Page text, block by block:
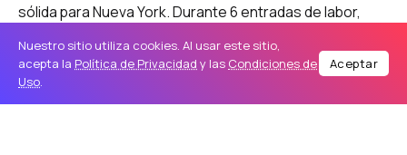
sólida para Nueva York. Durante 6 entradas de labor,
y ponchando a 5 bateadores para adjudicarse su cuarta
victoria de la temporada (4-1).
Nuestro sitio utiliza cookies. Al usar este sitio,
acepta la Política de Privacidad y las Condiciones de
Uso.
Aceptar